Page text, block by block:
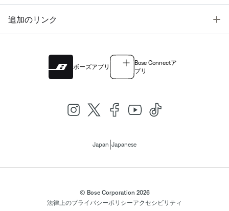
追加のリンク
ボーズアプリ
Bose Connectア
プリ
Japan Japanese
© Bose Corporation 2026
法律上のプライバシーポリシーアクセシビリティ